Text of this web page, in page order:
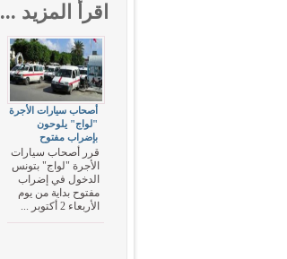
اقرأ المزيد ...
أصحاب سيارات الأجرة
"لواج" يلوحون
بإضراب مفتوح
قرر أصحاب سيارات
الأجرة "لواج" بتونس
الدخول في إضراب
مفتوح بداية من يوم
الأربعاء 2 أكتوبر ...